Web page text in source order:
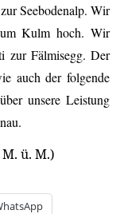
Seebodenalp. Wir
Kulm hoch. Wir
zur Fälmisegg. Der
auch der folgende
unsere Leistung
ü. M.)